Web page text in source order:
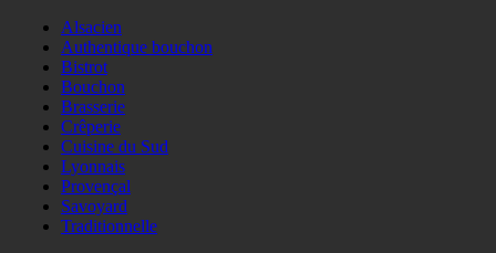
Alsacien
Authentique bouchon
Bistrot
Bouchon
Brasserie
Crêperie
Cuisine du Sud
Lyonnais
Provençal
Savoyard
Traditionnelle